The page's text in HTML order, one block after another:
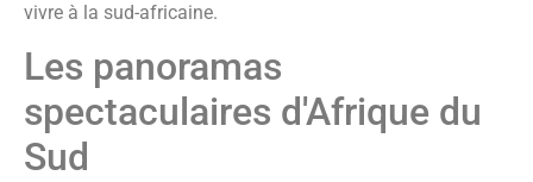
vivre à la sud-africaine.
Les panoramas
spectaculaires d'Afrique du
Sud